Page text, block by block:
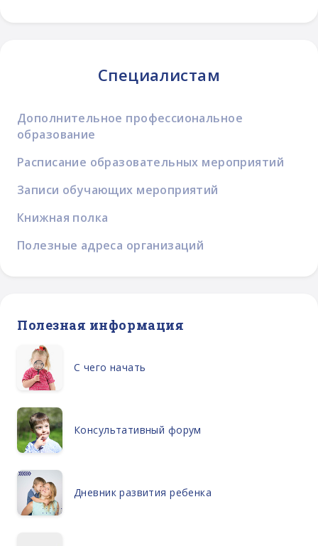
Специалистам
Дополнительное профессиональное
образование
Расписание образовательных мероприятий
Записи обучающих мероприятий
Книжная полка
Полезные адреса организаций
Полезная информация
С чего начать
Консультативный форум
Дневник развития ребенка